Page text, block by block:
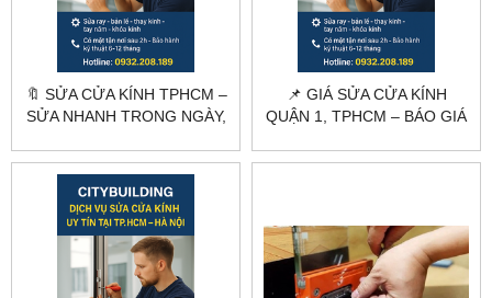
🔖 SỬA CỬA KÍNH TPHCM –
SỬA NHANH TRONG NGÀY,
📌 GIÁ SỬA CỬA KÍNH
QUẬN 1, TPHCM – BÁO GIÁ
TRONG NGÀY